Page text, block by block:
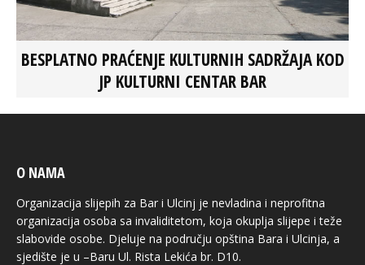
BESPLATNO PRAĆENJE KULTURNIH SADRŽAJA KOD
JP KULTURNI CENTAR BAR
O NAMA
Organizacija slijepih za Bar i Ulcinj je nevladina i neprofitna
organizacija osoba sa invaliditetom, koja okuplja slijepe i teže
slabovide osobe. Djeluje na području opština Bara i Ulcinja, a
sjedište je u –Baru Ul. Rista Lekića br. D10.